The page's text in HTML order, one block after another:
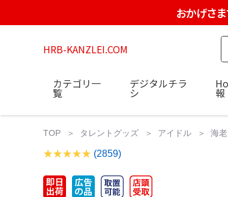
おかげさ
HRB-KANZLEI.COM
カテゴリ一
覧
デジタルチラ
シ 報
TOP タレントグッズ アイドル 海
(2859)